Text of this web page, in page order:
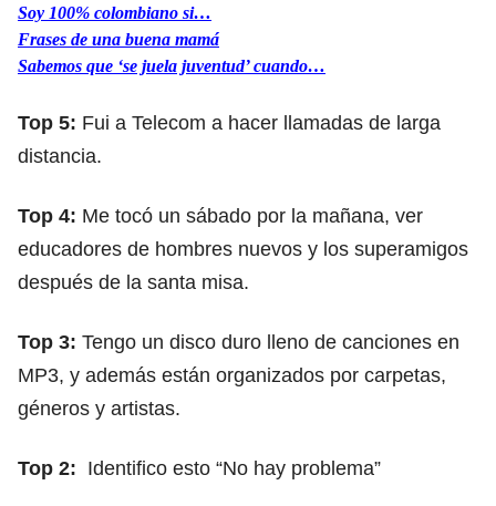
Soy 100% colombiano si…
Frases de una buena mamá
Sabemos que ‘se juela juventud’ cuando…
Top 5: Fui a Telecom a hacer llamadas de larga
distancia.
Top 4: Me tocó un sábado por la mañana, ver
educadores de hombres nuevos y los superamigos
después de la santa misa.
Top 3: Tengo un disco duro lleno de canciones en
MP3, y además están organizados por carpetas,
géneros y artistas.
Top 2: Identifico esto “No hay problema”